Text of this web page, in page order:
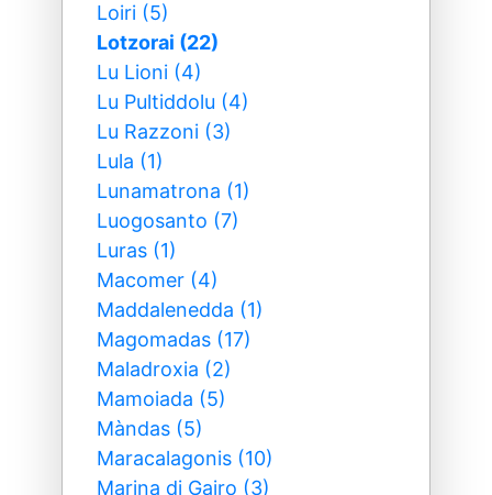
Loiri (5)
Lotzorai (22)
Lu Lioni (4)
Lu Pultiddolu (4)
Lu Razzoni (3)
Lula (1)
Lunamatrona (1)
Luogosanto (7)
Luras (1)
Macomer (4)
Maddalenedda (1)
Magomadas (17)
Maladroxia (2)
Mamoiada (5)
Màndas (5)
Maracalagonis (10)
Marina di Gairo (3)